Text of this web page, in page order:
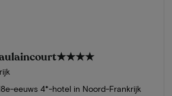
★★★★
eeuws 4*-hotel in Noord-Frankrijk